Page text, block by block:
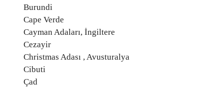
Burundi
Cape Verde
Cayman Adaları, İngiltere
Cezayir
Christmas Adası , Avusturalya
Cibuti
Çad